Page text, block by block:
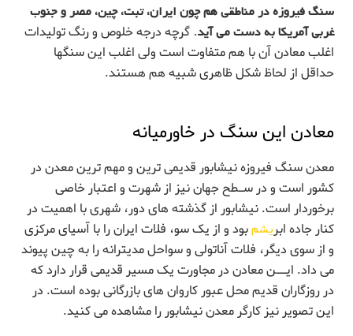
سنگ فیروزه در مناطقی هم چون ایران، تبت، چین، مصر و جنوب
غربی آمریکا به دست می آید. گرچه درجه خلوص و رنگ تولیدات
اغلب معادن آن با هم متفاوت است ولی اغلب این سنگها
حداقل از لحاظ شکل ظاهری شبیه هم هستند.
معادن این سنگ در خاورمیانه
معدن سنگ فیروزه نیشابور قدیمی ترین و مهم ترین معدن در
کشور است و در سـطح جهان نیز از شهرت و اعتبار خاصی
برخوردار است. نیشابور از گذشته های دور، شهری با اهمیت در
کنار جاده ابریشمبود و از یک سو، فلات ایران را با آسیای مرکزی
و از سوی دیگر، فلات آناتولی و سواحل مدیترانه را به چین پیوند
می داد. ایــن معادن در مجاورت یک مسیر قدیمی قرار دارد که
در روزگاران قدیم محل عبور کاروان های بازرگانی بوده است. در
این تصویر نیز کارگر معدن نیشابور را مشاهده می کنید.